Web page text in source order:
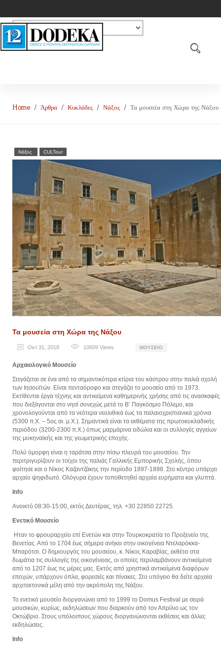
Home Άρθρα Κυκλάδες Νάξος Τα μουσεία στη Χώρα της Νάξου
Νάξος CULTour
Τα μουσεία στη Χώρα της Νάξου
Οκτ 31, 2018 10609 Views ΜΟΥΣΕΊΟ
Αρχαιολογικό Μουσείο
Στεγάζεται σε ένα από τα σημαντικότερα κτίρια του κάστρου στην παλιά σχολή
των Ιησουϊτών. Είναι πενταόροφο και στεγάζει το μουσείο από το 1973.
Εκτίθενται έργα τέχνης και αντικείμενα καθημερινής χρήσης από τις ανασκαφές
που διεξάγονται στο νησί συνεχώς μετά το Β’ Παγκόσμιο Πόλεμο, και
χρονολογούνται από τα νεότερα νεολιθικά έως τα παλαιοχριστιανικά χρόνια
(5300 π.Χ. – 5ος αι. μ.Χ.). Σημαντικά είναι τα εκθέματα της πρωτοκυκλαδικής
περιόδου (3200-2300 π.Χ.) όπως μαρμάρινα ειδώλια και οι συλλογές αγγείων
της μυκηναϊκής και της γεωμετρικής εποχής.
Πολύ όμορφη είναι η ταράτσα στην πίσω πλευρά του μουσείου. Την
περιτριγυρίζουν οι τοίχοι της παλιάς Γαλλικής Εμπορικής Σχολής, όπου
φοίτησε και ο Νίκος Καζαντζάκης την περίοδο 1897-1898. Στο κέντρο υπάρχει
αρχαίο ψηφιδωτό. Ολόγυρα έχουν τοποθετηθεί αρχαία ευρήματα και γλυπτά.
Info
Ανοικτό 08:30-15:00, εκτός Δευτέρας, τηλ. +30 22850 22725.
Ενετικό Μουσείο
Ηταν το φρουραρχείο επί Ενετών και στην Τουρκοκρατία το Προξενείο της
Βενετίας. Από το 1704 έως σήμερα ανήκει στην οικογένεια Ντελαρόκκα-
Μπαρότσι. Ο δημιουργός του μουσείου, κ. Νίκος Καραβίας, εκθέτει στα
δωμάτια τις συλλογές της οικογένειας, οι οποίες περιλαμβάνουν αντικείμενα
από το 1207 έως τις μέρες μας. Εκτός από χρηστικά αντικείμενα διαφόρων
εποχών, υπάρχουν όπλα, φορεσιές και πίνακες. Στο υπόγειο θα δείτε αρχαία
αρχιτεκτονικά μέλη από την ακρόπολη της Νάξου.
Το ενετικό μουσείο διοργανώνει από το 1999 το Domus Festival με σειρά
μουσικών, κυρίως, εκδηλώσεων που διαρκούν από τον Απρίλιο ως τον
Οκτώβριο. Στους υπόλοιπους χώρους διοργανώνονται εκθέσεις και άλλες
εκδηλώσεις.
Info